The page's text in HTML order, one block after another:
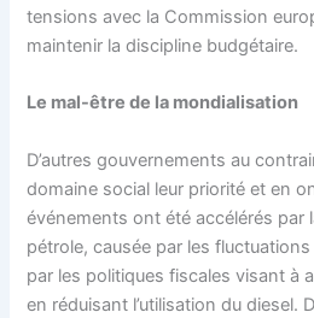
tensions avec la Commission
maintenir la discipline budgétaire.
Le mal-être de la mondialisation
D’autres gouvernements au
domaine social leur priorité et en
événements ont été accélérés par
pétrole, causée par les
par les politiques fiscales visant à
en réduisant l’utilisation du diesel.